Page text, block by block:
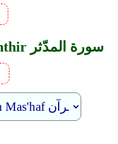
74. Surah Al-Muddaththir سورة المدّثر